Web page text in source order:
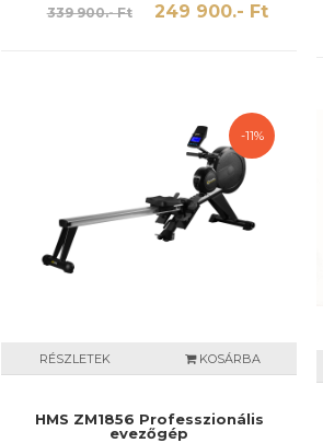
egyedileg igazítható a felhasználó
személyes edzettségi szintjéhez. Az LCD
339 900.- Ft 249 900.- Ft
-11%
RÉSZLETEK KOSÁRBA
HMS ZM1856 Professzionális
evezőgép